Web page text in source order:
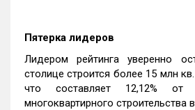
Пятерка лидеров
Лидером рейтинга уверенно
столице строится более 15 млн
что составляет 12,12%
многоквартирного строительства